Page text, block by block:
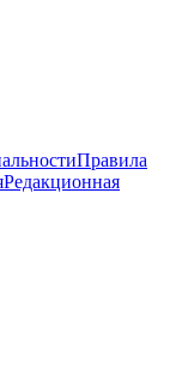
Правила
Редакционная